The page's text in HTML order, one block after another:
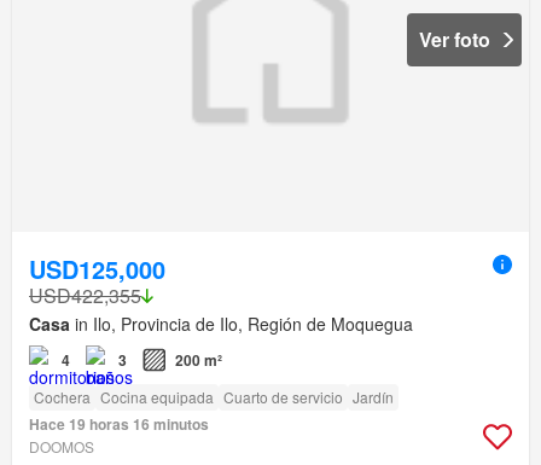
Ver foto
USD125,000
USD422,355
Casa in Ilo, Provincia de Ilo, Región de Moquegua
4 3 200 m²
Cochera Cocina equipada Cuarto de servicio Jardín
Hace 19 horas 16 minutos
DOOMOS